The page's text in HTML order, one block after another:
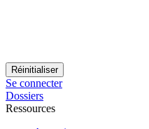
Se connecter
Dossiers
Ressources